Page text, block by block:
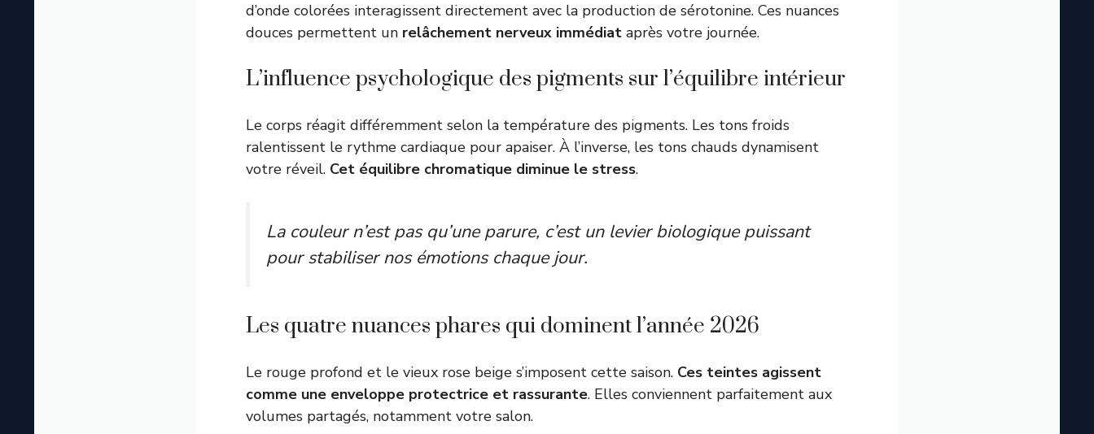
d’onde colorées interagissent directement avec la production de sérotonine. Ces nuances
douces permettent un relâchement nerveux immédiat après votre journée.
L’influence psychologique des pigments sur l’équilibre intérieur
Le corps réagit différemment selon la température des pigments. Les tons froids
ralentissent le rythme cardiaque pour apaiser. À l’inverse, les tons chauds dynamisent
votre réveil. Cet équilibre chromatique diminue le stress.
La couleur n’est pas qu’une parure, c’est un levier biologique puissant
pour stabiliser nos émotions chaque jour.
Les quatre nuances phares qui dominent l’année 2026
Le rouge profond et le vieux rose beige s’imposent cette saison. Ces teintes agissent
comme une enveloppe protectrice et rassurante. Elles conviennent parfaitement aux
volumes partagés, notamment votre salon.